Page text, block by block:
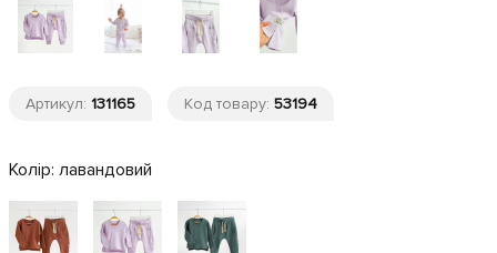
Артикул: 131165 Код товару: 53194
Колір: лавандовий